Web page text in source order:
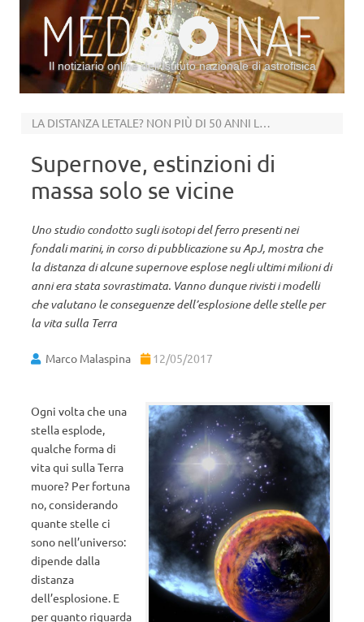
Il notiziario online dell’Istituto nazionale di astrofisica
LA DISTANZA LETALE? NON PIÙ DI 50 ANNI LUCE
Supernove, estinzioni di
massa solo se vicine
Uno studio condotto sugli isotopi del ferro presenti nei
fondali marini, in corso di pubblicazione su ApJ, mostra che
la distanza di alcune supernove esplose negli ultimi milioni di
anni era stata sovrastimata. Vanno dunque rivisti i modelli
che valutano le conseguenze dell’esplosione delle stelle per
la vita sulla Terra
Marco Malaspina 12/05/2017
Ogni volta che una
stella esplode,
qualche forma di
vita qui sulla Terra
muore? Per fortuna
no, considerando
quante stelle ci
sono nell’universo:
dipende dalla
distanza
dell’esplosione. E
per quanto riguarda